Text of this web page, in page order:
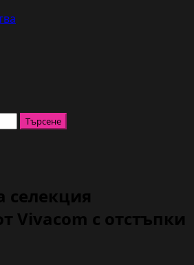
Vivacom с отстъпки